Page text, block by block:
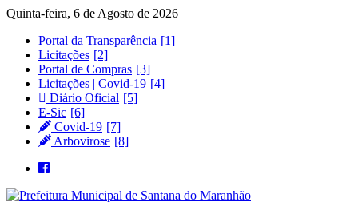
Quinta-feira, 6 de Agosto de 2026
Portal da Transparência
Licitações
Portal de Compras
Licitações | Covid-19
Diário Oficial
E-Sic
Covid-19
Arbovirose